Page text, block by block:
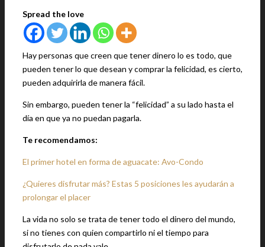
Spread the love
Hay personas que creen que tener dinero lo es todo, que
pueden tener lo que desean y comprar la felicidad, es cierto,
pueden adquirirla de manera fácil.
Sin embargo, pueden tener la “felicidad” a su lado hasta el
día en que ya no puedan pagarla.
Te recomendamos:
El primer hotel en forma de aguacate: Avo-Condo
¿Quieres disfrutar más? Estas 5 posiciones les ayudarán a
prolongar el placer
La vida no solo se trata de tener todo el dinero del mundo,
si no tienes con quien compartirlo ni el tiempo para